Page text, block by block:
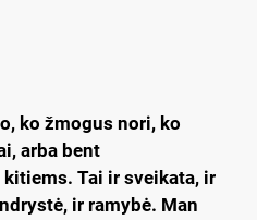
ko žmogus nori, ko
arba bent
Tai ir sveikata, ir
ir ramybė. Man